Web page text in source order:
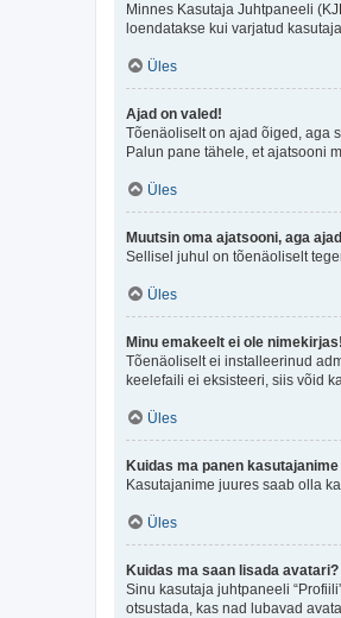
Minnes Kasutaja Juhtpaneeli
loendatakse kui varjatud
Üles
Ajad on valed!
Tõenäoliselt on ajad õiged, aga
Palun pane tähele, et ajatsooni
Üles
Muutsin oma ajatsooni, aga
Sellisel juhul on tõenäoliselt
Üles
Minu emakeelt ei ole nimekirjas!
Tõenäoliselt ei installeerinud
keelefaili ei eksisteeri, siis võid
Üles
Kuidas ma panen
Kasutajanime juures saab olla
Üles
Kuidas ma saan lisada avatari?
Sinu kasutaja juhtpaneeli
otsustada, kas nad lubavad